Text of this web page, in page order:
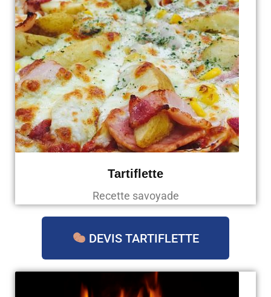
Tartiflette
Recette savoyade
DEVIS TARTIFLETTE